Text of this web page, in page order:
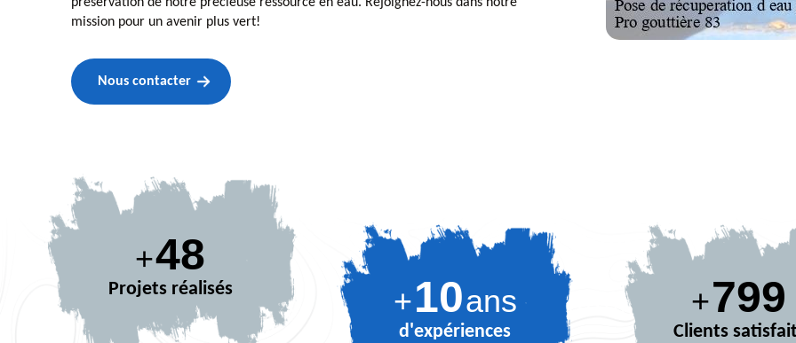
mission pour un avenir plus vert!
Nous contacter
+68
Projets réalisés +10ans
d'expériences
+880
Clients